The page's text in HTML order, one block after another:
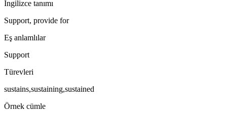
İngilizce tanımı
Support, provide for
Eş anlamlılar
Support
Türevleri
sustains,sustaining,sustained
Örnek cümle